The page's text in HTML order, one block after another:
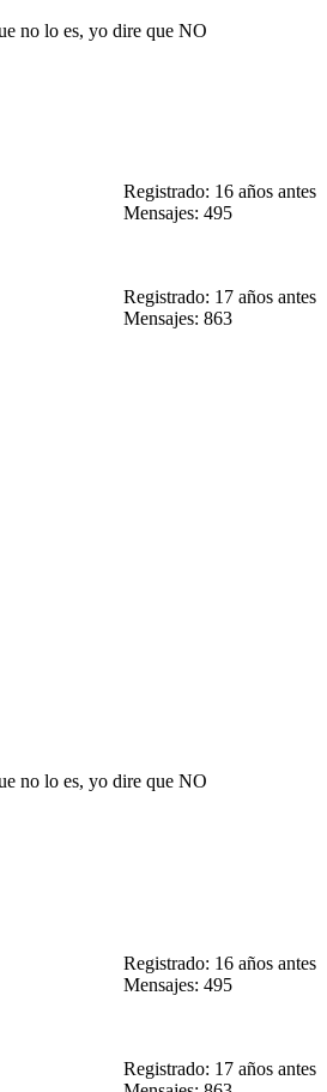
no lo es, yo dire que NO
Registrado: 16 años antes
Mensajes: 495
Registrado: 17 años antes
Mensajes: 863
no lo es, yo dire que NO
Registrado: 16 años antes
Mensajes: 495
Registrado: 17 años antes